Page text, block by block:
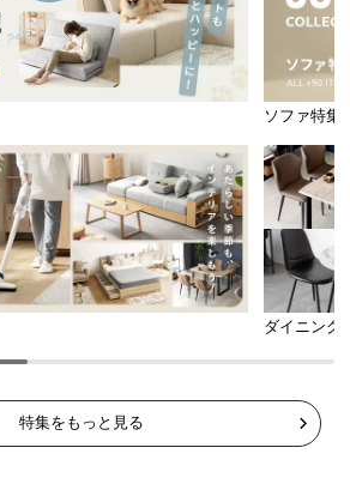
ソファ特集
ダイニング
特集をもっと見る